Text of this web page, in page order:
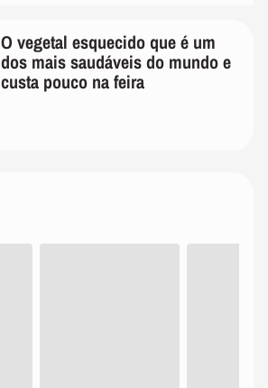
O vegetal esquecido que é um
dos mais saudáveis do mundo e
custa pouco na feira